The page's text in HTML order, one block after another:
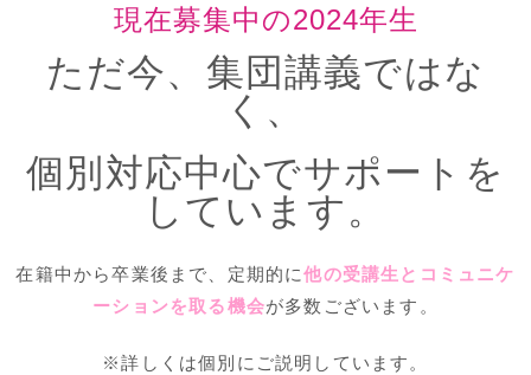
現在募集中の2024年生
ただ今、集団講義ではな
く、
個別対応中心でサポートを
しています。
在籍中から卒業後まで、定期的に他の受講生とコミュニケ
ーションを取る機会が多数ございます。
※詳しくは個別にご説明しています。